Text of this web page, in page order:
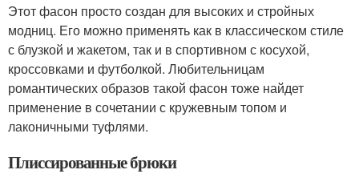
Этот фасон просто создан для высоких и стройных
модниц. Его можно применять как в классическом стиле
с блузкой и жакетом, так и в спортивном с косухой,
кроссовками и футболкой. Любительницам
романтических образов такой фасон тоже найдет
применение в сочетании с кружевным топом и
лаконичными туфлями.
Плиссированные брюки